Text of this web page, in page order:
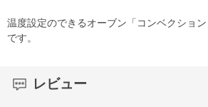
温度設定のできるオーブン「コンベクショ
です。
レビュー